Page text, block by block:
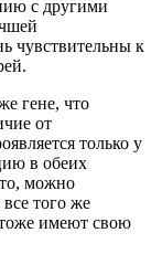
с другими
чувствительны к
гене, что
от
только у
в обеих
можно
того же
имеют свою